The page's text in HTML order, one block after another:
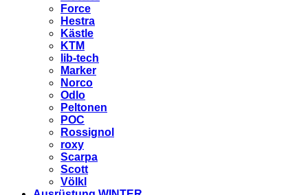
Force
Hestra
Kästle
KTM
lib-tech
Marker
Norco
Odlo
Peltonen
POC
Rossignol
roxy
Scarpa
Scott
Völkl